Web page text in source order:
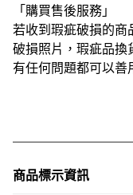
「購買售後服務」
若收到瑕疵破損的商
破損照片，瑕疵品換
有任何問題都可以善
商品標示資訊